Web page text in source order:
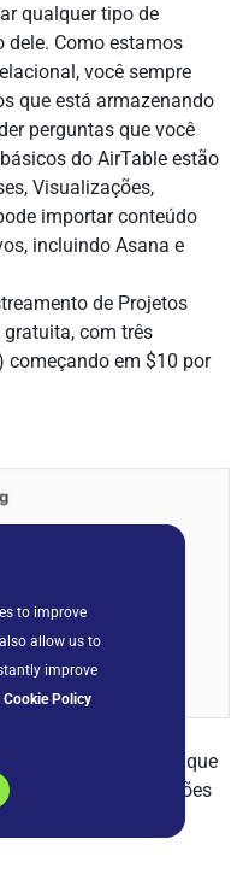
qualquer tipo de
dele. Como estamos
você sempre
que está armazenando
perguntas que você
do AirTable estão
Visualizações,
importar conteúdo
incluindo Asana e
de Projetos
com três
começando em $10 por
baseado em nuvem que
documentos e funções
to improve
allow us to
improve
Cookie Policy